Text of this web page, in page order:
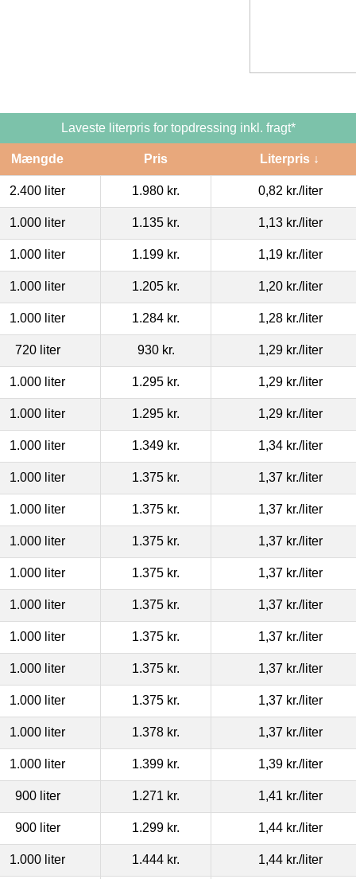
Laveste literpris for topdressing inkl. fragt*
Mængde Pris Literpris ↓
2.400 liter 1.980 kr. 0,82 kr./liter
1.000 liter 1.135 kr. 1,13 kr./liter
1.000 liter 1.199 kr. 1,19 kr./liter
1.000 liter 1.205 kr. 1,20 kr./liter
1.000 liter 1.284 kr. 1,28 kr./liter
720 liter 930 kr. 1,29 kr./liter
1.000 liter 1.295 kr. 1,29 kr./liter
1.000 liter 1.295 kr. 1,29 kr./liter
1.000 liter 1.349 kr. 1,34 kr./liter
1.000 liter 1.375 kr. 1,37 kr./liter
1.000 liter 1.375 kr. 1,37 kr./liter
1.000 liter 1.375 kr. 1,37 kr./liter
1.000 liter 1.375 kr. 1,37 kr./liter
1.000 liter 1.375 kr. 1,37 kr./liter
1.000 liter 1.375 kr. 1,37 kr./liter
1.000 liter 1.375 kr. 1,37 kr./liter
1.000 liter 1.375 kr. 1,37 kr./liter
1.000 liter 1.378 kr. 1,37 kr./liter
1.000 liter 1.399 kr. 1,39 kr./liter
900 liter 1.271 kr. 1,41 kr./liter
900 liter 1.299 kr. 1,44 kr./liter
1.000 liter 1.444 kr. 1,44 kr./liter